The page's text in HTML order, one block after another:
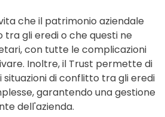
che il patrimonio aziendale
gli eredi o che questi ne
con tutte le complicazioni
Inoltre, il Trust permette di
di conflitto tra gli eredi
garantendo una gestione
dell'azienda.